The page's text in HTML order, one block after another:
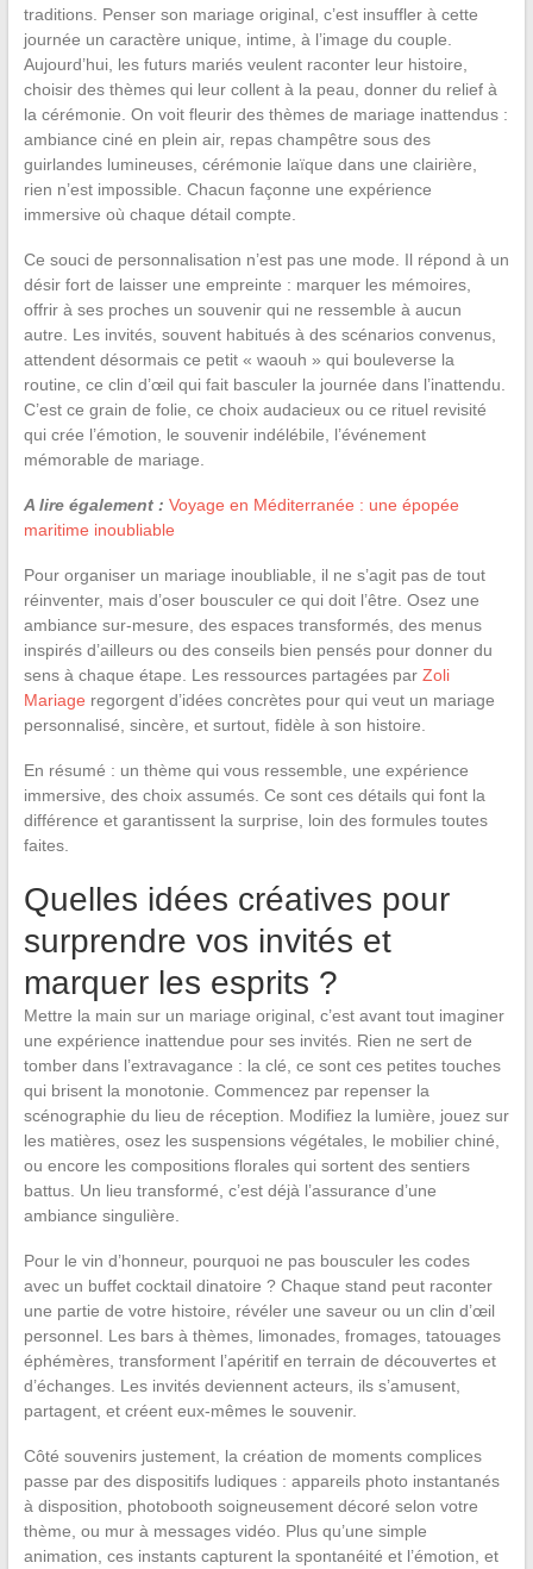
traditions. Penser son mariage original, c’est insuffler à cette
journée un caractère unique, intime, à l’image du couple.
Aujourd’hui, les futurs mariés veulent raconter leur histoire,
choisir des thèmes qui leur collent à la peau, donner du relief à
la cérémonie. On voit fleurir des thèmes de mariage inattendus :
ambiance ciné en plein air, repas champêtre sous des
guirlandes lumineuses, cérémonie laïque dans une clairière,
rien n’est impossible. Chacun façonne une expérience
immersive où chaque détail compte.
Ce souci de personnalisation n’est pas une mode. Il répond à un
désir fort de laisser une empreinte : marquer les mémoires,
offrir à ses proches un souvenir qui ne ressemble à aucun
autre. Les invités, souvent habitués à des scénarios convenus,
attendent désormais ce petit « waouh » qui bouleverse la
routine, ce clin d’œil qui fait basculer la journée dans l’inattendu.
C’est ce grain de folie, ce choix audacieux ou ce rituel revisité
qui crée l’émotion, le souvenir indélébile, l’événement
mémorable de mariage.
A lire également : Voyage en Méditerranée : une épopée
maritime inoubliable
Pour organiser un mariage inoubliable, il ne s’agit pas de tout
réinventer, mais d’oser bousculer ce qui doit l’être. Osez une
ambiance sur-mesure, des espaces transformés, des menus
inspirés d’ailleurs ou des conseils bien pensés pour donner du
sens à chaque étape. Les ressources partagées par Zoli
Mariage regorgent d’idées concrètes pour qui veut un mariage
personnalisé, sincère, et surtout, fidèle à son histoire.
En résumé : un thème qui vous ressemble, une expérience
immersive, des choix assumés. Ce sont ces détails qui font la
différence et garantissent la surprise, loin des formules toutes
faites.
Quelles idées créatives pour
surprendre vos invités et
marquer les esprits ?
Mettre la main sur un mariage original, c’est avant tout imaginer
une expérience inattendue pour ses invités. Rien ne sert de
tomber dans l’extravagance : la clé, ce sont ces petites touches
qui brisent la monotonie. Commencez par repenser la
scénographie du lieu de réception. Modifiez la lumière, jouez sur
les matières, osez les suspensions végétales, le mobilier chiné,
ou encore les compositions florales qui sortent des sentiers
battus. Un lieu transformé, c’est déjà l’assurance d’une
ambiance singulière.
Pour le vin d’honneur, pourquoi ne pas bousculer les codes
avec un buffet cocktail dinatoire ? Chaque stand peut raconter
une partie de votre histoire, révéler une saveur ou un clin d’œil
personnel. Les bars à thèmes, limonades, fromages, tatouages
éphémères, transforment l’apéritif en terrain de découvertes et
d’échanges. Les invités deviennent acteurs, ils s’amusent,
partagent, et créent eux-mêmes le souvenir.
Côté souvenirs justement, la création de moments complices
passe par des dispositifs ludiques : appareils photo instantanés
à disposition, photobooth soigneusement décoré selon votre
thème, ou mur à messages vidéo. Plus qu’une simple
animation, ces instants capturent la spontanéité et l’émotion, et